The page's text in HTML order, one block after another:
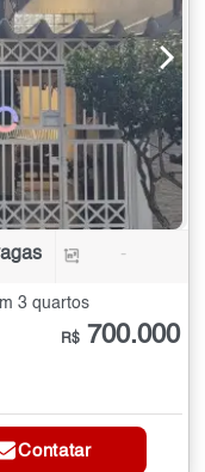
-
3 quartos
R$ 700.000
Contatar